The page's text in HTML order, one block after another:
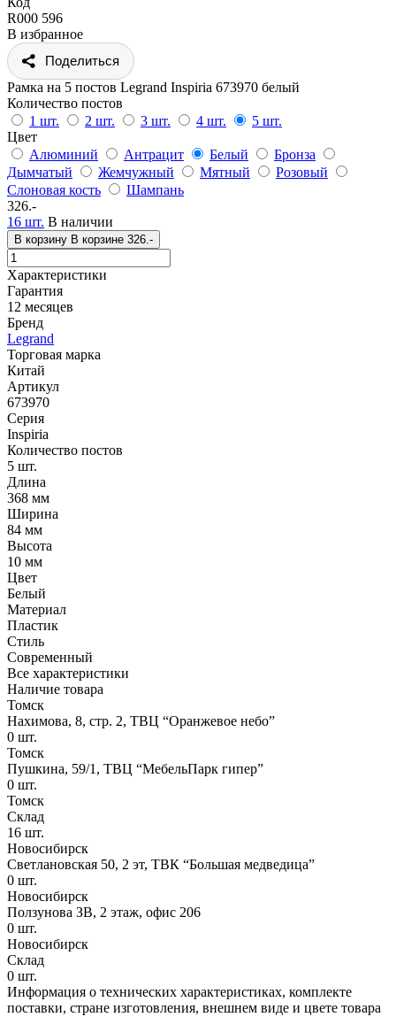
R000 596
В избранное
Поделиться
Рамка на 5 постов Legrand Inspiria 673970 белый
Количество постов
1 шт.
2 шт. 3 шт. 4 шт.
5 шт.
Цвет
Алюминий
Антрацит Белый
Бронза
Дымчатый
Жемчужный Мятный
Розовый
Слоновая кость
Шампань
326.-
16 шт. В наличии
В корзину В корзине 326.-
Характеристики
Гарантия
12 месяцев
Бренд
Legrand
Торговая марка
Китай
Артикул
673970
Серия
Inspiria
Количество постов
5 шт.
Длина
368 мм
Ширина
84 мм
Высота
10 мм
Цвет
Белый
Материал
Пластик
Стиль
Современный
Все характеристики
Наличие товара
Томск
Нахимова, 8, стр. 2​, ТВЦ “Оранжевое небо​”
0 шт.
Томск
Пушкина, 59/1, ТВЦ “МебельПарк гипер”
0 шт.
Томск
Склад
16 шт.
Новосибирск
Светлановская 50, 2 эт, ТВК “Большая медведица”
0 шт.
Новосибирск
Ползунова ЗВ, 2 этаж, офис 206
0 шт.
Новосибирск
Склад
0 шт.
Информация о технических характеристиках, комплекте
поставки, стране изготовления, внешнем виде и цвете товара